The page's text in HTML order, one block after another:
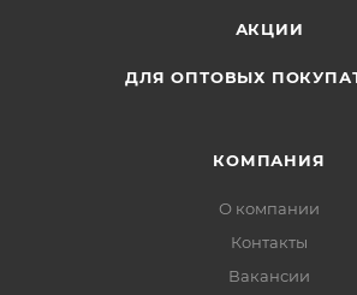
АКЦИИ
ДЛЯ ОПТОВЫХ
КОМПАНИЯ
О компании
Контакты
Вакансии